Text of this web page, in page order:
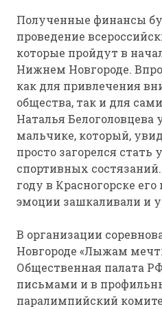
Полученные финансы
проведение
которые пройдут в
Нижнем Новгороде.
как для привлечения
общества, так и для
Наталья Белоголовцева
мальчике, который,
просто загорелся стать
спортивных
году в Красногорске
эмоции зашкаливали и у
В организации
Новгороде «Лыжам
Общественная палата
письмами и в
паралимпийский